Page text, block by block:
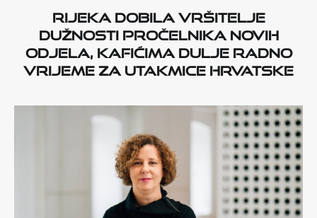
Rijeka dobila vršitelje
dužnosti pročelnika novih
odjela, kafićima dulje radno
vrijeme za utakmice Hrvatske